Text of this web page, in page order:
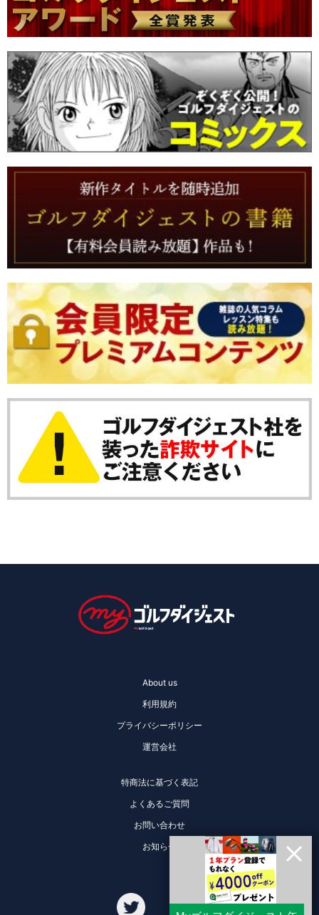
About us
利用規約
プライバシーポリシー
運営会社
特商法に基づく表記
よくあるご質問
お問い合わせ
お知らせ